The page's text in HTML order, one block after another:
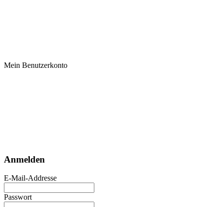
Mein Benutzerkonto
Anmelden
E-Mail-Addresse
Passwort